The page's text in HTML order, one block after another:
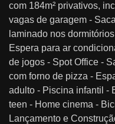
com 184m² privativos,
vagas de garagem -
laminado nos
Espera para ar
de jogos - Spot Office -
com forno de pizza -
adulto - Piscina infantil -
teen - Home cinema -
Lançamento e